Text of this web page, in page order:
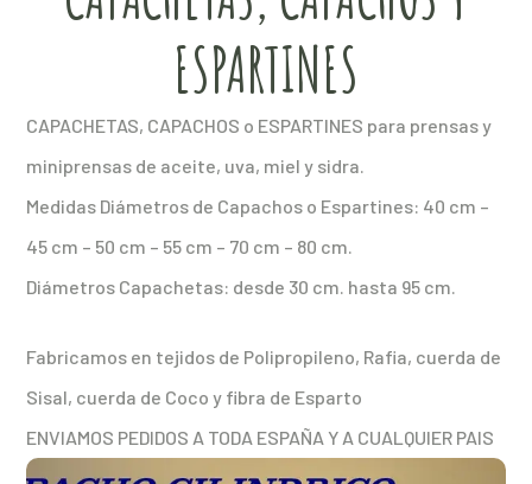
ESPARTINES
CAPACHETAS, CAPACHOS o ESPARTINES para prensas y
miniprensas de aceite, uva, miel y sidra.
Medidas Diámetros de Capachos o Espartines: 40 cm –
45 cm – 50 cm – 55 cm – 70 cm – 80 cm.
Diámetros Capachetas: desde 30 cm. hasta 95 cm.
Fabricamos en tejidos de Polipropileno, Rafia, cuerda de
Sisal, cuerda de Coco y fibra de Esparto
ENVIAMOS PEDIDOS A TODA ESPAÑA Y A CUALQUIER PAIS